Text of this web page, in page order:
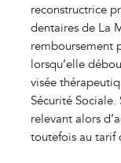
reconstructrice
dentaires de La
remboursement
lorsqu’elle
visée
Sécurité
relevant alors
toutefois au tarif